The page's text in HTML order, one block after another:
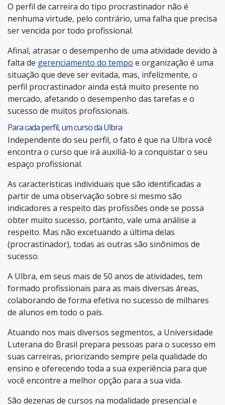
O perfil de carreira do tipo procrastinador não é
nenhuma virtude, pelo contrário, uma falha que precisa
ser vencida por todo profissional.
Afinal, atrasar o desempenho de uma atividade devido à
falta de gerenciamento do tempo e organização é uma
situação que deve ser evitada, mas, infelizmente, o
perfil procrastinador ainda está muito presente no
mercado, afetando o desempenho das tarefas e o
sucesso de muitos profissionais.
Para cada perfil, um curso da Ulbra
Independente do seu perfil, o fato é que na Ulbra você
encontra o curso que irá auxiliá-lo a conquistar o seu
espaço profissional.
As características individuais que são identificadas a
partir de uma observação sobre si mesmo são
indicadores a respeito das profissões onde se possa
obter muito sucesso, portanto, vale uma análise a
respeito. Mas não excetuando a última delas
(procrastinador), todas as outras são sinônimos de
sucesso.
A Ulbra, em seus mais de 50 anos de atividades, tem
formado profissionais para as mais diversas áreas,
colaborando de forma efetiva no sucesso de milhares
de alunos em todo o país.
Atuando nos mais diversos segmentos, a Universidade
Luterana do Brasil prepara pessoas para o sucesso em
suas carreiras, priorizando sempre pela qualidade do
ensino e oferecendo toda a sua experiência para que
você encontre a melhor opção para a sua vida.
São dezenas de cursos na modalidade presencial e